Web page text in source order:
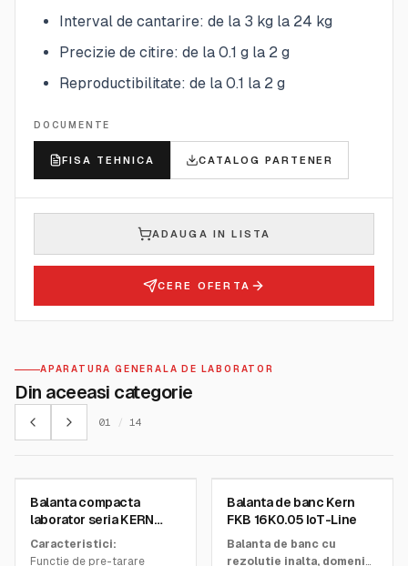
Interval de cantarire: de la 3 kg la 24 kg
Precizie de citire: de la 0.1 g la 2 g
Reproductibilitate: de la 0.1 la 2 g
DOCUMENTE
FISA TEHNICA CATALOG PARTENER
ADAUGA IN LISTA
CERE OFERTA
APARATURA GENERALA DE LABORATOR
Din aceeasi categorie
01 / 14
SKU:PCB
Balanta compacta
laborator seria KERN
PCB
Caracteristici:
Functie de pre-tarare
SKU:FKB 16K0.05
Balanta de banc Kern
FKB 16K0.05 IoT-Line
Balanta de banc cu
rezolutie inalta, domeniu